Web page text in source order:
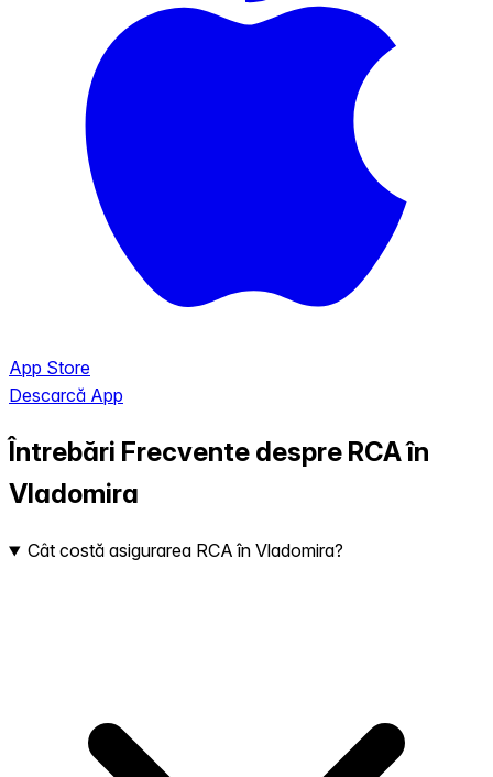
App Store
Descarcă App
Întrebări Frecvente despre RCA în
Vladomira
Cât costă asigurarea RCA în Vladomira?